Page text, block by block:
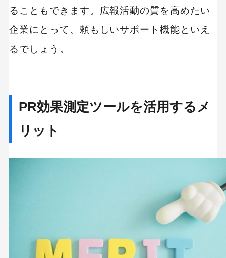
ることもできます。広報活動の質を高めたい
企業にとって、頼もしいサポート機能といえ
るでしょう。
PR効果測定ツールを活用するメ
リット